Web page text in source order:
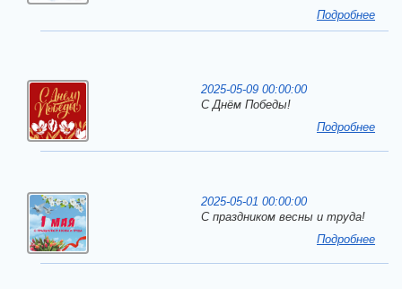
Подробнее
2025-05-09 00:00:00
С Днём Победы!
Подробнее
2025-05-01 00:00:00
С праздником весны и труда!
Подробнее